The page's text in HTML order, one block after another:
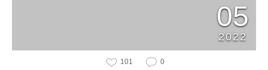
05
2022
101 0